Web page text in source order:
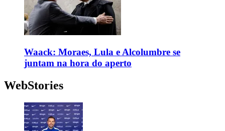
Waack: Moraes, Lula e Alcolumbre se
juntam na hora do aperto
WebStories